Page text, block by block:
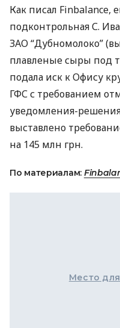
Как писал Finbalance,
подконтрольная С.
ЗАО “Дубномолоко”
плавленые сыры под
подала иск к Офису
ГФСс требованием
уведомления-
выставлено
на 145 млн грн.
По материалам:
Место